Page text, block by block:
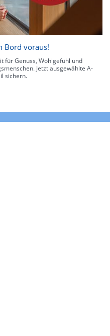
Bord voraus!
für Genuss, Wohlgefühl und
Jetzt ausgewählte A-
sichern.